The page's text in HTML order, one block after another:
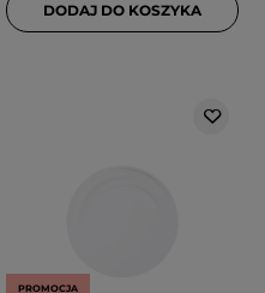
DODAJ DO KOSZYKA
PROMOCJA